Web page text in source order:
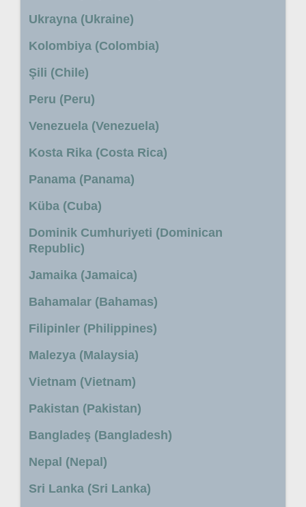
Ukrayna (Ukraine)
Kolombiya (Colombia)
Şili (Chile)
Peru (Peru)
Venezuela (Venezuela)
Kosta Rika (Costa Rica)
Panama (Panama)
Küba (Cuba)
Dominik Cumhuriyeti (Dominican
Republic)
Jamaika (Jamaica)
Bahamalar (Bahamas)
Filipinler (Philippines)
Malezya (Malaysia)
Vietnam (Vietnam)
Pakistan (Pakistan)
Bangladeş (Bangladesh)
Nepal (Nepal)
Sri Lanka (Sri Lanka)